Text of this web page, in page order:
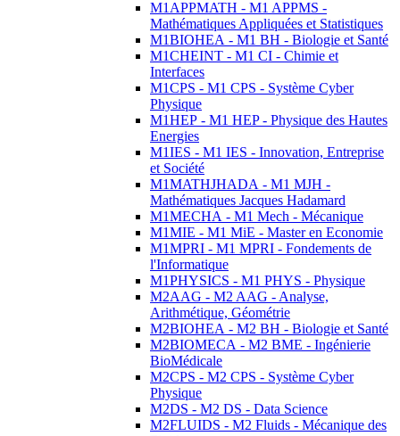
M1APPMATH - M1 APPMS -
Mathématiques Appliquées et Statistiques
M1BIOHEA - M1 BH - Biologie et Santé
M1CHEINT - M1 CI - Chimie et
Interfaces
M1CPS - M1 CPS - Système Cyber
Physique
M1HEP - M1 HEP - Physique des Hautes
Energies
M1IES - M1 IES - Innovation, Entreprise
et Société
M1MATHJHADA - M1 MJH -
Mathématiques Jacques Hadamard
M1MECHA - M1 Mech - Mécanique
M1MIE - M1 MiE - Master en Economie
M1MPRI - M1 MPRI - Fondements de
l'Informatique
M1PHYSICS - M1 PHYS - Physique
M2AAG - M2 AAG - Analyse,
Arithmétique, Géométrie
M2BIOHEA - M2 BH - Biologie et Santé
M2BIOMECA - M2 BME - Ingénierie
BioMédicale
M2CPS - M2 CPS - Système Cyber
Physique
M2DS - M2 DS - Data Science
M2FLUIDS - M2 Fluids - Mécanique des